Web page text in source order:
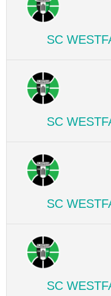
SC
SC
SC
SC